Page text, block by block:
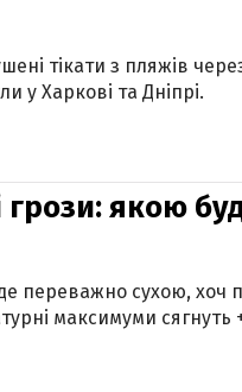
тікати з пляжів
у Харкові та Дніпрі.
грози: якою
переважно сухою, хоч
максимуми сягнуть